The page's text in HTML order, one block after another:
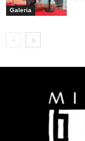
Galeria